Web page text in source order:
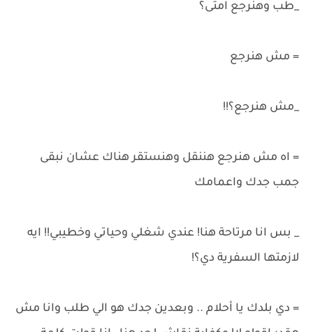
_طب وهنرجع امتى؟
= مش هنرجع
_مش هنرجع؟!!
= اه مش هنرجع هننقل وهنستقر هناك عشان نبقى
جمب جدك واعمامك
_ بس انا مرتاحة هنا! عندي شغلي وحياتي وخطيبي!! ايه
لازمتها السفرية دي؟!
= دي بلدك يا أحلام .. وبعدين جدك هو الي طلب وانا مش